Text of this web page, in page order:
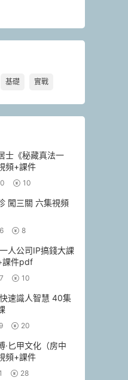
基礎 實戰
士《秘藏真法一
頻+課件
10
闖三關 六集視頻
8
人公司IP搞錢大課
課件pdf
10
速識人智慧 40集
20
·匕甲文化（房中
頻+課件
28